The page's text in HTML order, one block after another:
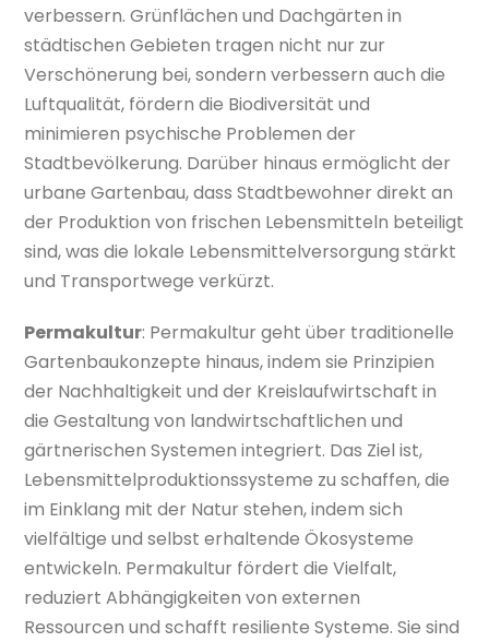
verbessern. Grünflächen und Dachgärten in
städtischen Gebieten tragen nicht nur zur
Verschönerung bei, sondern verbessern auch die
Luftqualität, fördern die Biodiversität und
minimieren psychische Problemen der
Stadtbevölkerung. Darüber hinaus ermöglicht der
urbane Gartenbau, dass Stadtbewohner direkt an
der Produktion von frischen Lebensmitteln beteiligt
sind, was die lokale Lebensmittelversorgung stärkt
und Transportwege verkürzt.
Permakultur: Permakultur geht über traditionelle
Gartenbaukonzepte hinaus, indem sie Prinzipien
der Nachhaltigkeit und der Kreislaufwirtschaft in
die Gestaltung von landwirtschaftlichen und
gärtnerischen Systemen integriert. Das Ziel ist,
Lebensmittelproduktionssysteme zu schaffen, die
im Einklang mit der Natur stehen, indem sich
vielfältige und selbst erhaltende Ökosysteme
entwickeln. Permakultur fördert die Vielfalt,
reduziert Abhängigkeiten von externen
Ressourcen und schafft resiliente Systeme. Sie sind